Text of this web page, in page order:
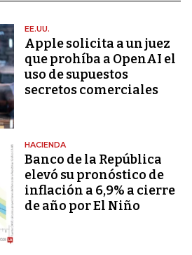
EE.UU.
Apple solicita a un juez
que prohíba a OpenAI el
uso de supuestos
secretos comerciales
HACIENDA
Banco de la República
elevó su pronóstico de
inflación a 6,9% a cierre
de año por El Niño